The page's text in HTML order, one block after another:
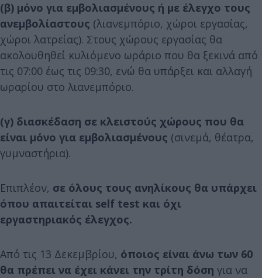
(β) μόνο για εμβολιασμένους ή με έλεγχο τους
ανεμβολίαστους (λιανεμπόριο, χώροι εργασίας,
χώροι λατρείας). Στους χώρους εργασίας θα
ακολουθηθεί κυλιόμενο ωράριο που θα ξεκινά από
τις 07:00 έως τις 09:30, ενώ θα υπάρξει και αλλαγή
ωραρίου στο λιανεμπόριο.
(γ) διασκέδαση σε κλειστούς χώρους που θα
είναι μόνο για εμβολιασμένους (σινεμά, θέατρα,
γυμναστήρια).
Επιπλέον, σε όλους τους ανηλίκους θα υπάρχει
όπου απαιτείται self test και όχι
εργαστηριακός έλεγχος.
Από τις 13 Δεκεμβρίου, όποιος είναι άνω των 60
θα πρέπει να έχει κάνει την τρίτη δόση για να